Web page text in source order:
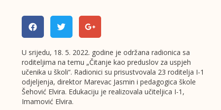
U srijedu, 18. 5. 2022. godine je održana radionica sa
roditeljima na temu „Čitanje kao preduslov za uspjeh
učenika u školi“. Radionici su prisustvovala 23 roditelja I-1
odjeljenja, direktor Marevac Jasmin i pedagogica škole
Šehović Elvira. Edukaciju je realizovala učiteljica I-1,
Imamović Elvira.